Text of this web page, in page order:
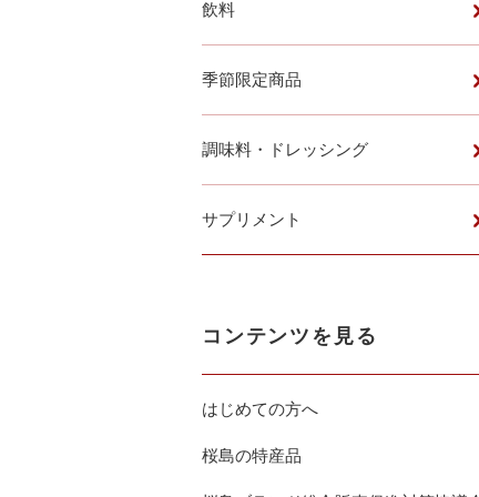
飲料
季節限定商品
調味料・ドレッシング
サプリメント
コンテンツを見る
はじめての方へ
桜島の特産品